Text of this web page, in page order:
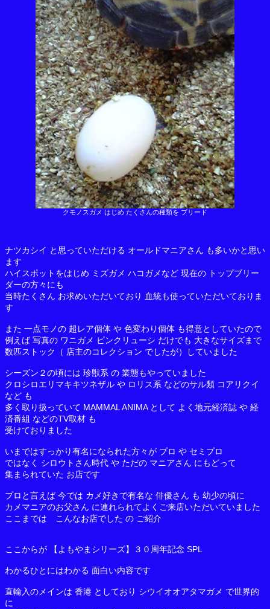
クモノスガメ はじめ たくさんの種類を ブリード
ナツカシイ と思っていただける オールドマニアさん も多いかと思い
ます
ハイスポットをはじめ ミズガメ ハコガメなど 現在の トップブリー
ダーの方々にも
当時たくさん お求めいただいており 血統も使っていただいておりま
す
また 一点モノの 超レア個体 や 色変わり個体 も得意としていたので
例えば 写真の ワニガメ ピンクリューシ だけでも 大きなサイズまで
数匹ストック（ 店主のコレクション でしたが）していました
シーズン２の頃には 珍獣系 の 業態もやっていました
クロシロエリマキキツネザル や ロリス系 などのサル類 コアリクイ
など も
多く取り扱っていて MAMMAL ANIMA として よく地元経済誌 や 経
済番組 などのTV取材 も
受けておりました
いまではすっかり有名になられた方々が プロ や セミプロ
ではなく シロウトさん時代 や ただの マニアさん にもどって
集まられていた お店です
プロと言えば 今では カメ好きで有名な 俳優さん も 幼少の頃に
カメマニアのお父さん に連れられてよくご来店いただいていました
ここまでは こんなお店でした の ご紹介
ここからが 【よもやまシリーズ】３０周年記念 SPL
わかるひとにはわかる 面白い内容です
直輸入のメインは 香港 としており シウイオオアタマガメ で世界的
に